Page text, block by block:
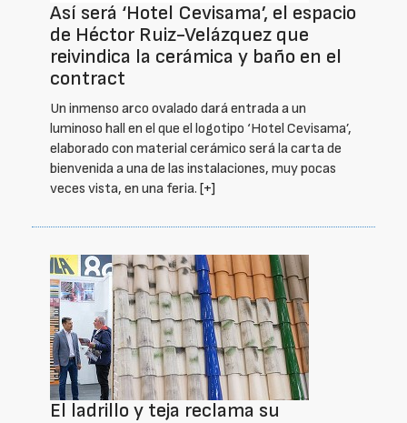
Así será ‘Hotel Cevisama’, el espacio
de Héctor Ruiz-Velázquez que
reivindica la cerámica y baño en el
contract
Un inmenso arco ovalado dará entrada a un
luminoso hall en el que el logotipo ‘Hotel Cevisama’,
elaborado con material cerámico será la carta de
bienvenida a una de las instalaciones, muy pocas
veces vista, en una feria. [+]
El ladrillo y teja reclama su